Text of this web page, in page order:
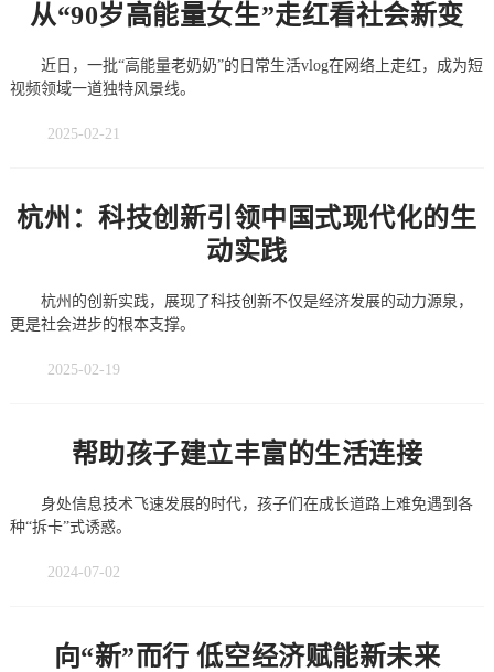
从“90岁高能量女生”走红看社会新变
近日，一批“高能量老奶奶”的日常生活vlog在网络上走红，成为短
视频领域一道独特风景线。
2025-02-21
杭州：科技创新引领中国式现代化的生
动实践
杭州的创新实践，展现了科技创新不仅是经济发展的动力源泉，
更是社会进步的根本支撑。
2025-02-19
帮助孩子建立丰富的生活连接
身处信息技术飞速发展的时代，孩子们在成长道路上难免遇到各
种“拆卡”式诱惑。
2024-07-02
向“新”而行 低空经济赋能新未来